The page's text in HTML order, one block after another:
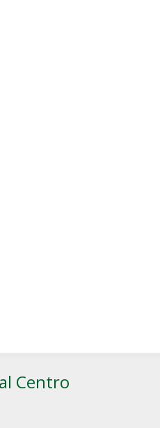
Centro